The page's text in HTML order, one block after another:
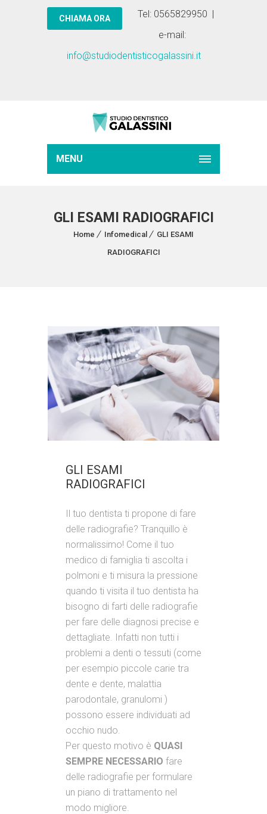
Tel: 0565829950 |
e-mail:
info@studiodentisticogalassini.it
MENU
GLI ESAMI RADIOGRAFICI
Home Infomedical
GLI ESAMI
RADIOGRAFICI
GLI ESAMI
RADIOGRAFICI
Il tuo dentista ti propone di fare
delle radiografie? Tranquillo è
normalissimo! Come il tuo
medico di famiglia ti ascolta i
polmoni e ti misura la pressione
quando ti visita il tuo dentista ha
bisogno di farti delle radiografie
per fare delle diagnosi precise e
dettagliate. Infatti non tutti i
problemi a denti o tessuti (come
per esempio piccole carie tra
dente e dente, malattia
parodontale, granulomi )
possono essere individuati ad
occhio nudo.
Per questo motivo è QUASI
SEMPRE NECESSARIO fare
delle radiografie per formulare
un piano di trattamento nel
modo migliore.